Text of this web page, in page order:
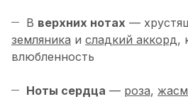
В верхних нотах —
земляника и сладкий аккорд,
влюбленность
Ноты сердца — роза,